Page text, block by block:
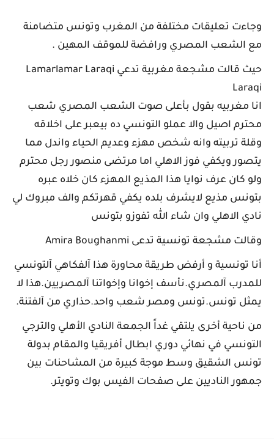
وجاءت تعليقات مختلفة من المغرب وتونس متضامنة
مع الشعب المصري ورافضة للموقف المهين .
حيث قالت مشجعة مغربية تدعي Lamarlamar Laraqi
Laraqi
انا مغربيه بقول بأعلى صوت الشعب المصري شعب
محترم اصيل والا عملو التونسي ده بيعبر على اخلاقه
وقلة تربيته وانه شخص مهزء وعديم الحياء واندل مما
يتصور ويكفي فوز الاهلي اما مرتضى منصور رجل محترم
ولو كان عرف نوايا هذا المذيع المهزء كان خلاه عبره
بتونس مذيع لايشرف بلده يكفي قهرتكم والف مبروك لي
نادي الاهلي وان شاء الله تفوزو بتونس
وقالت مشجعة تونسية تدعى Amira Boughanmi
أنا تونسية و أرفض طريقة محاورة هذا آلفكاهي آلتونسي
للمدرب آلمصري.نأسف إخوانا وإخواتنا آلمصريين.هذا لا
يمثل تونس.تونس ومصر شعب واحد.حذاري من آلفتنة.
من ناحية أخرى يلتقي غداً الجمعة النادي الأهلي والترجي
التونسي في نهائي دوري ابطال أفريقيا والمقام بدولة
تونس الشقيق وسط موجة كبيرة من المشاحنات بين
جمهور الناديين على صفحات الفيس بوك وتويتر.